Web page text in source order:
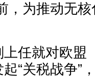
，为推动无
任就对欧盟
“关税战争”